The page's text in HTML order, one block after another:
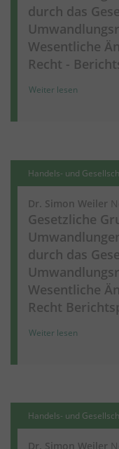
durch das
Wesentliche
Recht -
Weiter lesen
Handels- und
Dr. Simon Weiler
Gesetzliche
durch das
Wesentliche
Recht
Weiter lesen
Handels- und
Dr. Simon Weiler